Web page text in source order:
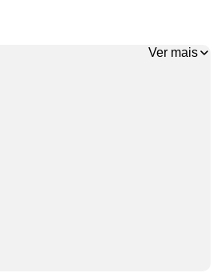
Ver mais